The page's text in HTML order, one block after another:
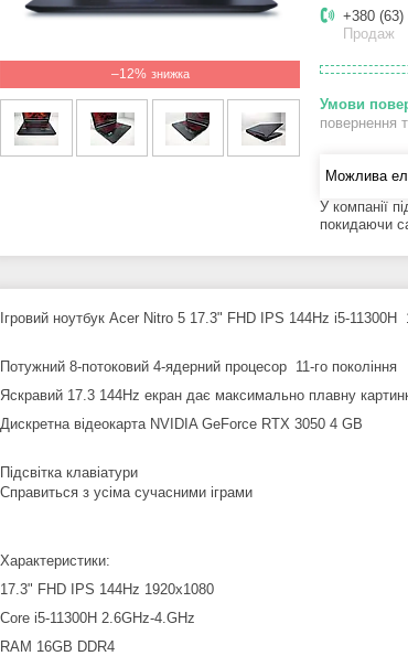
–12%
+380 (63)
Продаж
повернення
У компанії
покидаючи
Ігровий ноутбук Acer Nitro 5 17.3" FHD IPS 144Hz i5-
Потужний 8-потоковий 4-ядерний процесор 11-го покоління
Яскравий 17.3 144Hz екран дає максимально плавну
Дискретна відеокарта NVIDIA GeForce RTX 3050 4 GB
Підсвітка клавіатури
Справиться з усіма сучасними іграми
Характеристики:
17.3" FHD IPS 144Hz 1920x1080
Core i5-11300H 2.6GHz-4.GHz
RAM 16GB DDR4